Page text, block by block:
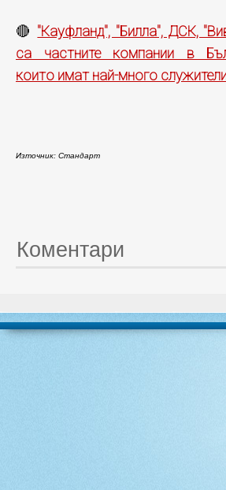
🔴 "Кауфланд", "Билла", ДСК,
са частните компании в
които имат най-много
Източник: Стандарт
Коментари